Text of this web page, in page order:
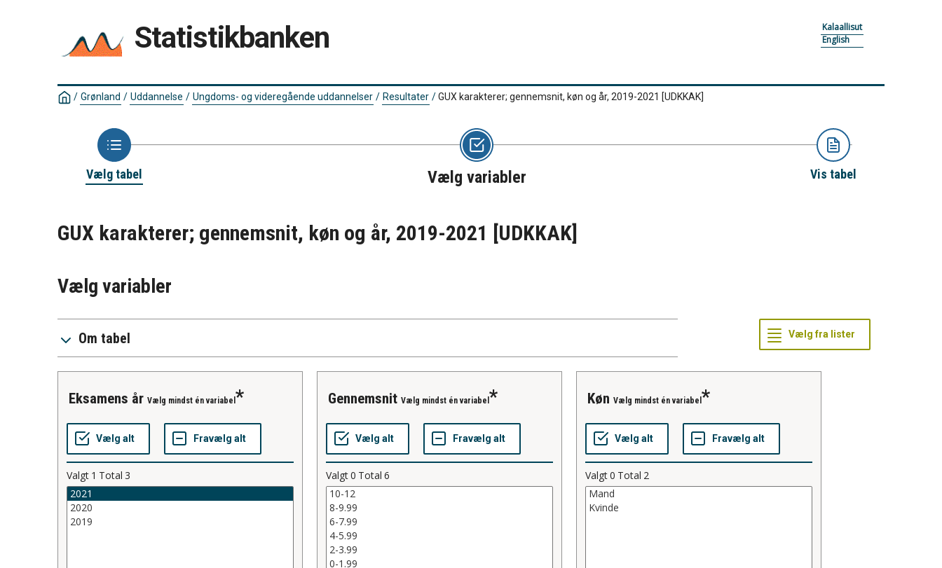
Statistikbanken
Kalaallisut
English
/ Grønland / Uddannelse / Ungdoms- og videregående uddannelser / Resultater /GUX karakterer; gennemsnit, køn og år, 2019-2021 [UDKKAK]
Vælg tabel Vælg variabler Vis tabel
GUX karakterer; gennemsnit, køn og år, 2019-2021 [UDKKAK]
Vælg variabler
Om tabel
Eksamens år Vælg mindst én variabel
Valgt 1 Total 3
gennemsnit Vælg mindst én variabel
Valgt0 Total 6
Køn Vælg mindst én variabel
Valgt0 Total 2